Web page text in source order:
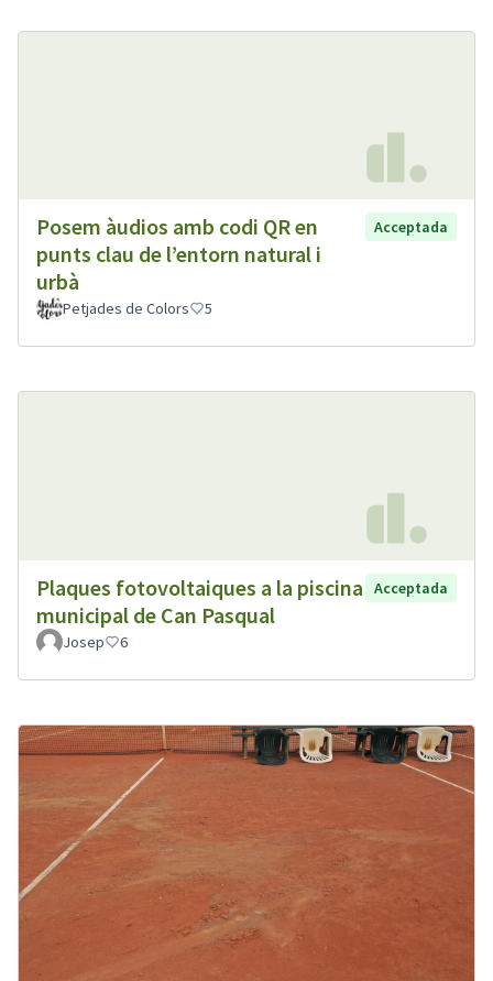
Posem àudios amb codi QR en
punts clau de l’entorn natural i
urbà
Acceptada
Petjades de Colors 5
Plaques fotovoltaiques a la piscina
municipal de Can Pasqual
Acceptada
Josep 6